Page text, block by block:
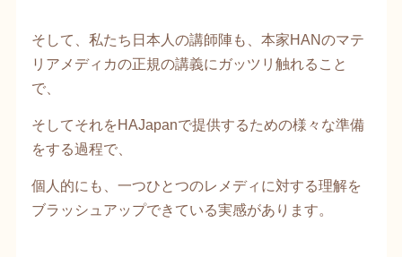
そして、私たち日本人の講師陣も、本家HANのマテ
リアメディカの正規の講義にガッツリ触れること
で、
そしてそれをHAJapanで提供するための様々な準備
をする過程で、
個人的にも、一つひとつのレメディに対する理解を
ブラッシュアップできている実感があります。